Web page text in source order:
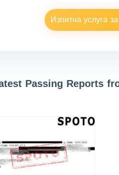
Изпитна услуга
Passing Reports